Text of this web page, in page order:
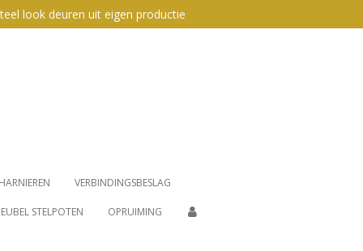
look deuren uit eigen productie
VERBINDINGSBESLAG
STELPOTEN OPRUIMING